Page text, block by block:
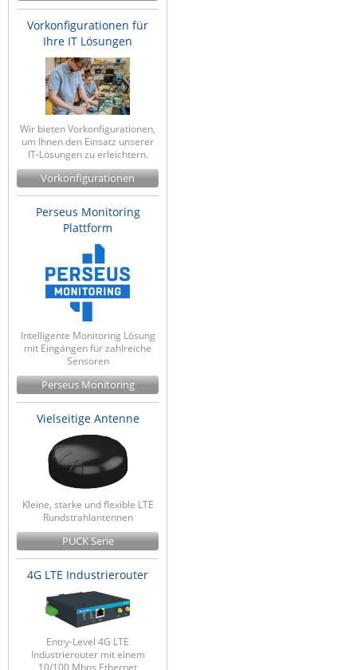
News zu unseren Herstellern
Vorkonfigurationen für
Ihre IT Lösungen
Wir bieten Vorkonfigurationen,
um Ihnen den Einsatz unserer
IT-Lösungen zu erleichtern.
Vorkonfigurationen
Perseus Monitoring
Plattform
Intelligente Monitoring Lösung
mit Eingängen für zahlreiche
Sensoren
Perseus Monitoring
Vielseitige Antenne
Kleine, starke und flexible LTE
Rundstrahlantennen
PUCK Serie
4G LTE Industrierouter
Entry-Level 4G LTE
Industrierouter mit einem
10/100 Mbps Ethernet